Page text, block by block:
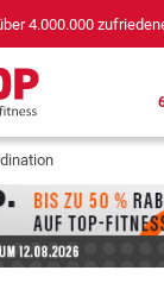
(n-tv+DISQ 2016-